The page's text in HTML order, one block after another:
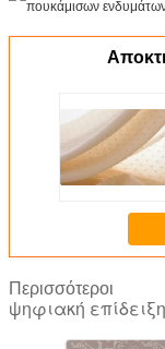
Περισσότεροι
ψηφιακή